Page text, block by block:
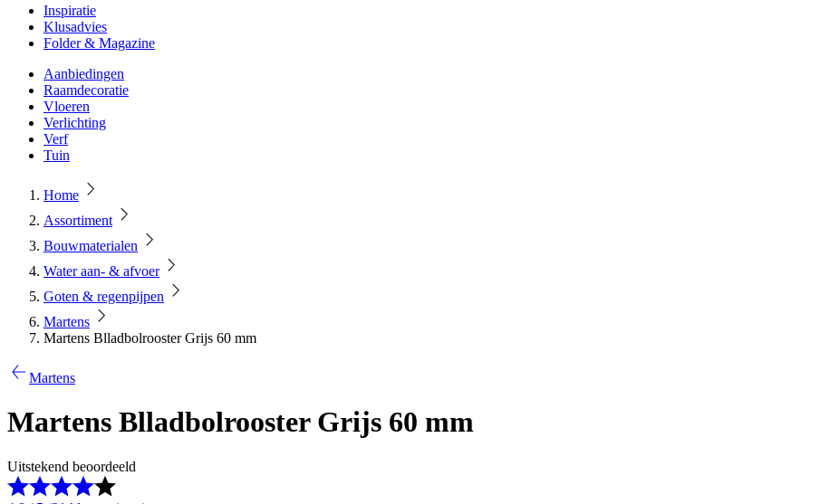
Inspiratie
Klusadvies
Folder & Magazine
Aanbiedingen
Raamdecoratie
Vloeren
Verlichting
Verf
Tuin
Home
Assortiment
Bouwmaterialen
Water aan- & afvoer
Goten & regenpijpen
Martens
Martens Blladbolrooster Grijs 60 mm
Martens
Martens Blladbolrooster Grijs 60 mm
Uitstekend beoordeeld